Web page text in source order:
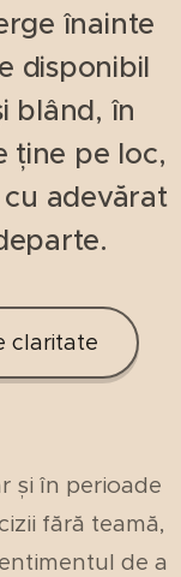
înainte
disponibil
blând, în
ține pe loc,
adevărat
claritate
și în perioade
fără teamă,
de a